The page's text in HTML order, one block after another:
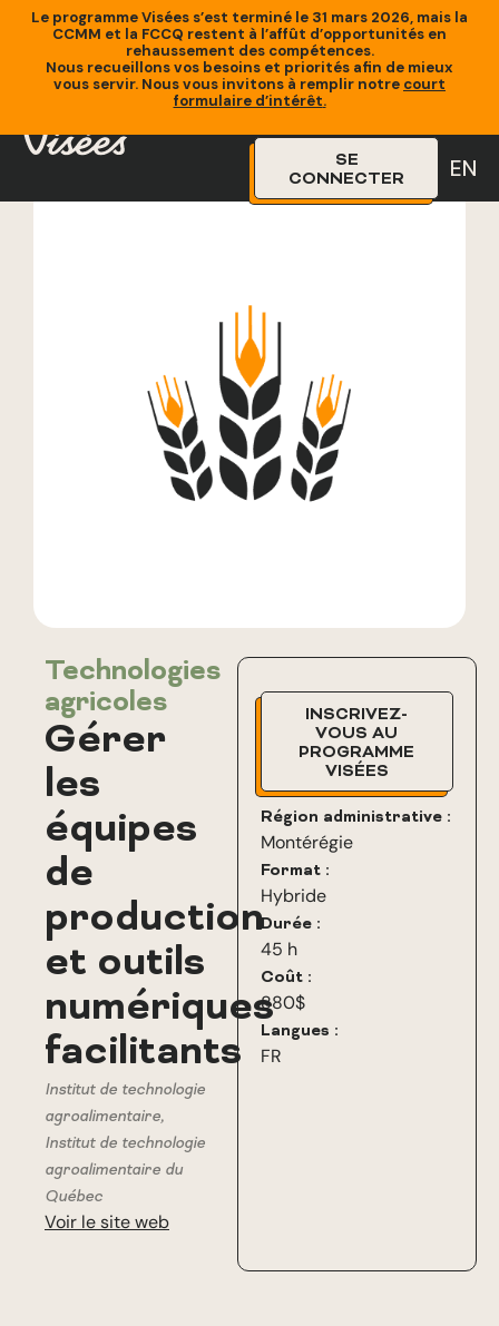
Le programme Visées s’est terminé le 31 mars 2026, mais la
CCMM et la FCCQ restent à l’affût d’opportunités en
rehaussement des compétences.
Nous recueillons vos besoins et priorités afin de mieux
vous servir. Nous vous invitons à remplir notre court
formulaire d’intérêt.
SE
CONNECTER
EN
Accueil» Formations» Gérer les équipes de production et
outils numériques facilitants
Technologies
agricoles
Gérer
les
équipes
de
production
et outils
numériques
facilitants
Institut de technologie
agroalimentaire,
Institut de technologie
agroalimentaire du
Québec
Voir le site web
INSCRIVEZ-
VOUS AU
PROGRAMME
VISÉES
Région administrative :
Montérégie
Format :
Hybride
Durée :
45 h
Coût :
880$
Langues :
FR